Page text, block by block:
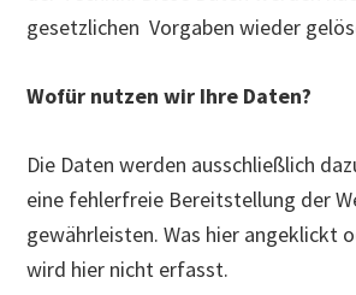
gesetzlichen Vorgaben wieder
Wofür nutzen wir Ihre Daten?
Die Daten werden ausschließlich
eine fehlerfreie Bereitstellung der
gewährleisten. Was hier angeklickt
wird hier nicht erfasst.